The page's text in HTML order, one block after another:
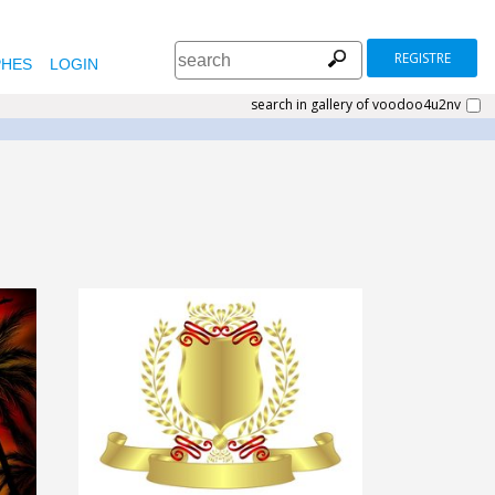
LOGIN REGISTRE
search in gallery of voodoo4u2nv